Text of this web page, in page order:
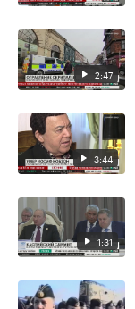
2:47
3:44
1:31